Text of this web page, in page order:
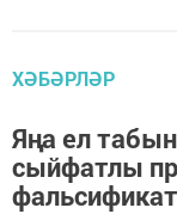
ХӘБӘРЛӘР
Яңа ел
сыйфатлы